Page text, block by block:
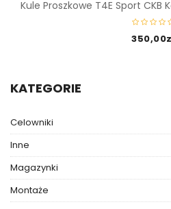
KATEGORIE
Celowniki
Inne
Magazynki
Montaże
Kule Proszkowe T4E Sport CKB
350,00